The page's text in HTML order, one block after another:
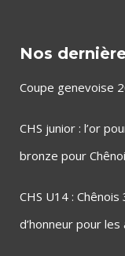
Nos
Coupe genevoise
CHS junior : l’or
bronze pour
CHS U14 :
d’honneur pour